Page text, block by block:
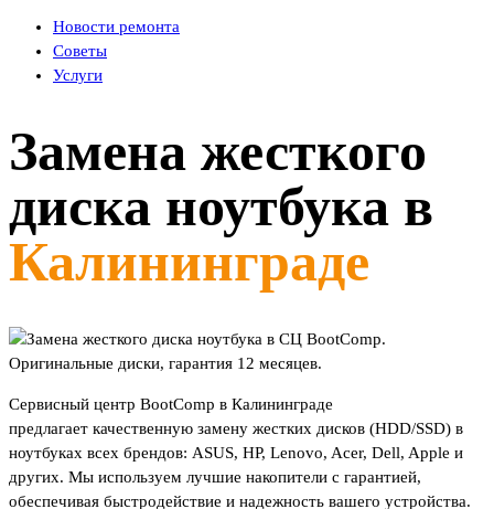
Новости ремонта
Советы
Услуги
Замена жесткого
диска ноутбука в
Калининграде
Сервисный центр BootComp в Калининграде
предлагает качественную замену жестких дисков (HDD/SSD) в
ноутбуках всех брендов: ASUS, HP, Lenovo, Acer, Dell, Apple и
других. Мы используем лучшие накопители с гарантией,
обеспечивая быстродействие и надежность вашего устройства.